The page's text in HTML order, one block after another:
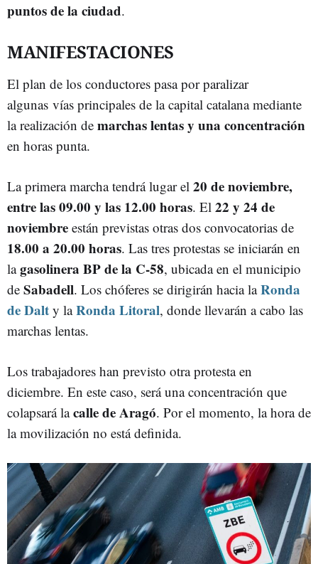
puntos de la ciudad.
MANIFESTACIONES
El plan de los conductores pasa por paralizar
algunas vías principales de la capital catalana mediante
la realización de marchas lentas y una concentración
en horas punta.
La primera marcha tendrá lugar el 20 de noviembre,
entre las 09.00 y las 12.00 horas. El 22 y 24 de
noviembre están previstas otras dos convocatorias de
18.00 a 20.00 horas. Las tres protestas se iniciarán en
lagasolinera BP de la C-58, ubicada en el municipio
de Sabadell. Los chóferes se dirigirán hacia laRonda
de Dalt y laRonda Litoral, donde llevarán a cabo las
marchas lentas.
Los trabajadores han previsto otra protesta en
diciembre. En este caso, será una concentración que
colapsará lacalle de Aragó. Por el momento, la hora de
la movilización no está definida.